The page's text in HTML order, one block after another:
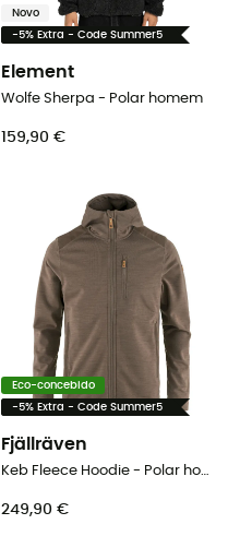
Novo
-5% Extra - Code Summer5
Element
Wolfe Sherpa - Polar homem
159,90 €
Eco-concebido
-5% Extra - Code Summer5
Fjällräven
Keb Fleece Hoodie - Polar homem
249,90 €